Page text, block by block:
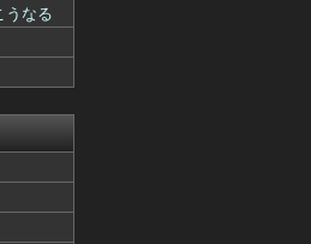
うなる